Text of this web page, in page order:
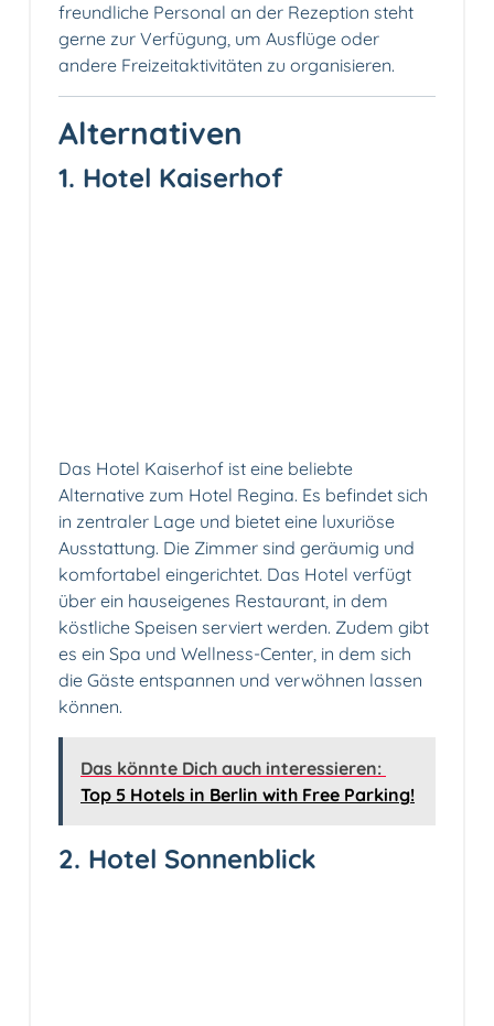
freundliche Personal an der Rezeption steht
gerne zur Verfügung, um Ausflüge oder
andere Freizeitaktivitäten zu organisieren.
Alternativen
1. Hotel Kaiserhof
Das Hotel Kaiserhof ist eine beliebte
Alternative zum Hotel Regina. Es befindet sich
in zentraler Lage und bietet eine luxuriöse
Ausstattung. Die Zimmer sind geräumig und
komfortabel eingerichtet. Das Hotel verfügt
über ein hauseigenes Restaurant, in dem
köstliche Speisen serviert werden. Zudem gibt
es ein Spa und Wellness-Center, in dem sich
die Gäste entspannen und verwöhnen lassen
können.
Das könnte Dich auch interessieren:
Top 5 Hotels in Berlin with Free Parking!
2. Hotel Sonnenblick